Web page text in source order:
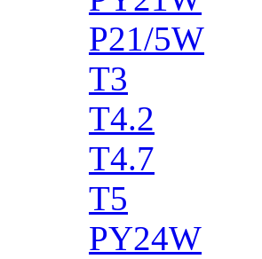
P21/5W
T3
T4.2
T4.7
T5
PY24W